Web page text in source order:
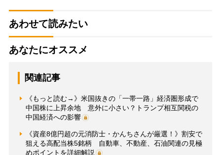
あわせて読みたい
あなたにオススメ
関連記事
《もっと読む→》米国抜きの「一帯一路」経済圏形成で
中国株に上昇余地 意外に小さい？トランプ相互関税の
中国経済への影響
《資産8億円超の元消防士・かんちさんが厳選！》割安で
狙える高配当株5銘柄 自動車、不動産、石油関連の見極
めポイントを詳細解説